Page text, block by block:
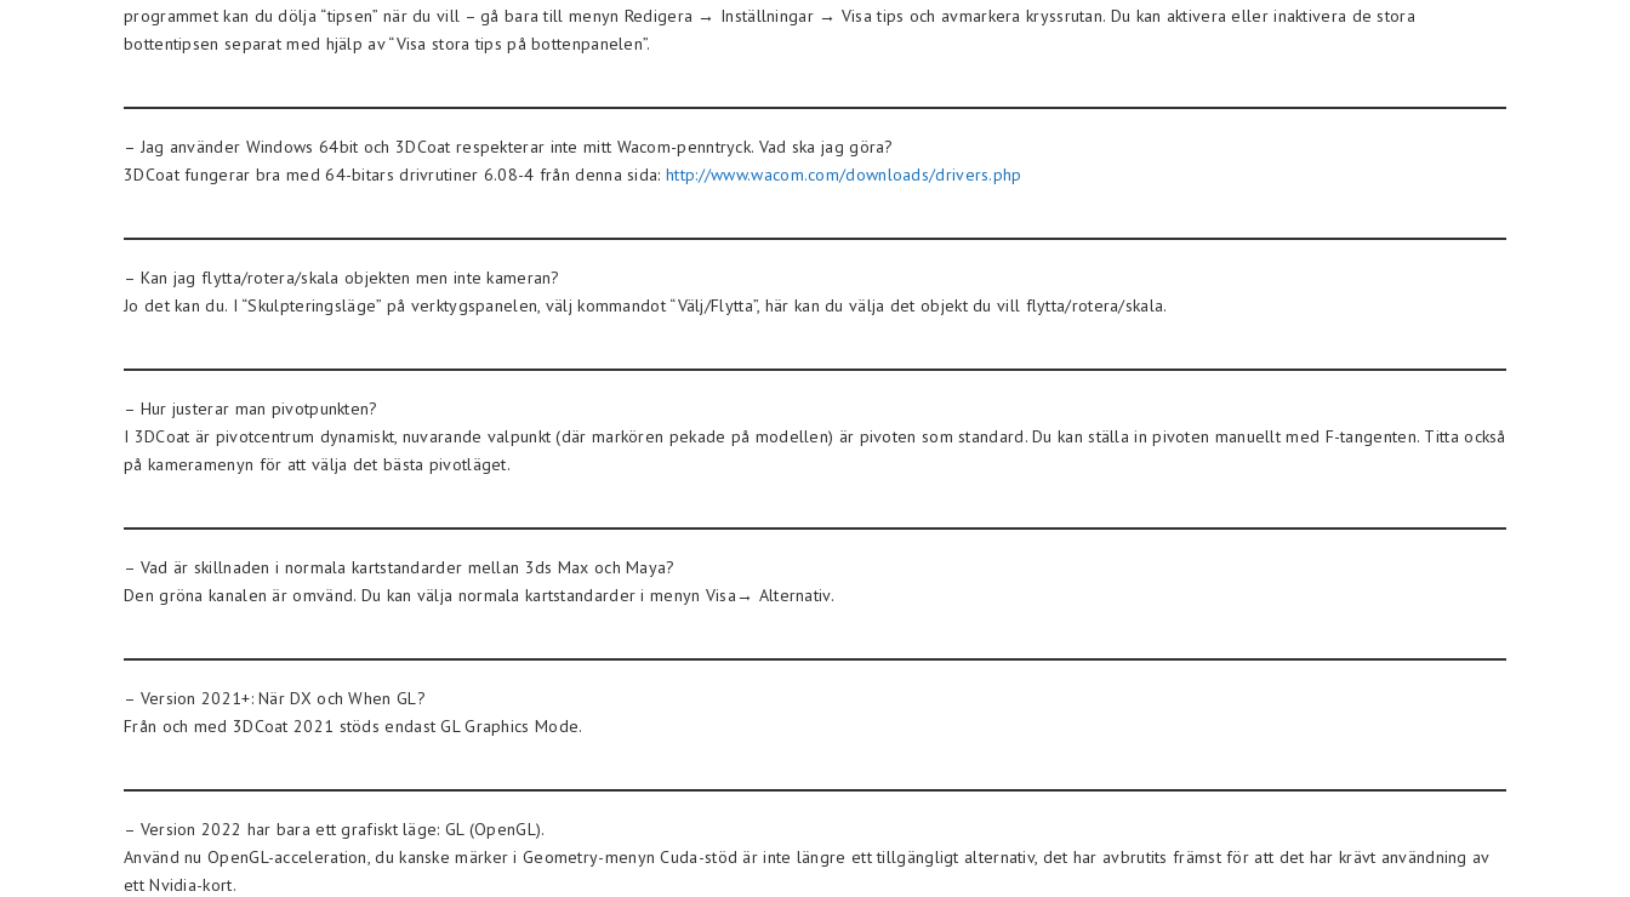
programmet kan du dölja “tipsen” när du vill – gå bara till menyn Redigera → Inställningar → Visa tips och avmarkera kryssrutan. Du kan aktivera eller inaktivera de stora
bottentipsen separat med hjälp av “Visa stora tips på bottenpanelen”.
– Jag använder Windows 64bit och 3DCoat respekterar inte mitt Wacom-penntryck. Vad ska jag göra?
3DCoat fungerar bra med 64-bitars drivrutiner 6.08-4 från denna sida: http://www.wacom.com/downloads/drivers.php
– Kan jag flytta/rotera/skala objekten men inte kameran?
Jo det kan du. I “Skulpteringsläge” på verktygspanelen, välj kommandot “Välj/Flytta”, här kan du välja det objekt du vill flytta/rotera/skala.
– Hur justerar man pivotpunkten?
I 3DCoat är pivotcentrum dynamiskt, nuvarande valpunkt (där markören pekade på modellen) är pivoten som standard. Du kan ställa in pivoten manuellt med F-tangenten. Titta också
på kameramenyn för att välja det bästa pivotläget.
– Vad är skillnaden i normala kartstandarder mellan 3ds Max och Maya?
Den gröna kanalen är omvänd. Du kan välja normala kartstandarder i menyn Visa→ Alternativ.
– Version 2021+: När DX och When GL?
Från och med 3DCoat 2021 stöds endast GL Graphics Mode.
– Version 2022 har bara ett grafiskt läge: GL (OpenGL).
Använd nu OpenGL-acceleration, du kanske märker i Geometry-menyn Cuda-stöd är inte längre ett tillgängligt alternativ, det har avbrutits främst för att det har krävt användning av
ett Nvidia-kort.